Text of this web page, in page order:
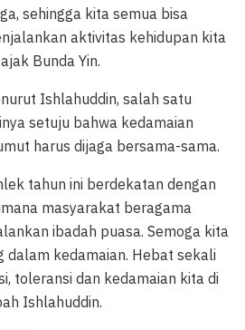
sehingga kita semua bisa
aktivitas kehidupan kita
Bunda Yin.
Ishlahuddin, salah satu
setuju bahwa kedamaian
harus dijaga bersama-sama.
tahun ini berdekatan dengan
masyarakat beragama
ibadah puasa. Semoga kita
dalam kedamaian. Hebat sekali
toleransi dan kedamaian kita di
Ishlahuddin.